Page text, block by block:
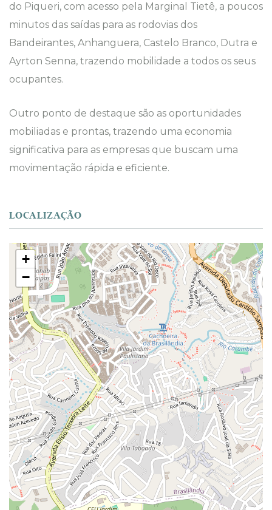
do Piqueri, com acesso pela Marginal Tietê, a poucos
minutos das saídas para as rodovias dos
Bandeirantes, Anhanguera, Castelo Branco, Dutra e
Ayrton Senna, trazendo mobilidade a todos os seus
ocupantes.
Outro ponto de destaque são as oportunidades
mobiliadas e prontas, trazendo uma economia
significativa para as empresas que buscam uma
movimentação rápida e eficiente.
LOCALIZAÇÃO
+
−